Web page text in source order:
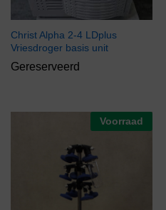
Christ Alpha 2-4 LDplus
Vriesdroger basis unit
Gereserveerd
Voorraad